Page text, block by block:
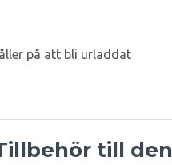
på att bli urladdat
till